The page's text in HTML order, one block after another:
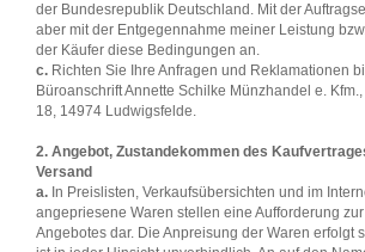
der Bundesrepublik Deutschland. Mit der
aber mit der Entgegennahme meiner Leistung
der Käufer diese Bedingungen an.
c. Richten Sie Ihre Anfragen und Reklamationen
Büroanschrift Annette Schilke Münzhandel e.
18, 14974 Ludwigsfelde.
2. Angebot, Zustandekommen des
Versand
a. In Preislisten, Verkaufsübersichten und im
angepriesene Waren stellen eine Aufforderung
Angebotes dar. Die Anpreisung der Waren erfolgt